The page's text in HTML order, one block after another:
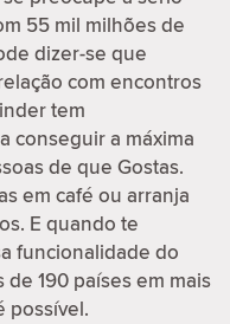
55 mil milhões de
dizer-se que
com encontros
tem
conseguir a máxima
de que Gostas.
em café ou arranja
E quando te
funcionalidade do
190 países em mais
possível.